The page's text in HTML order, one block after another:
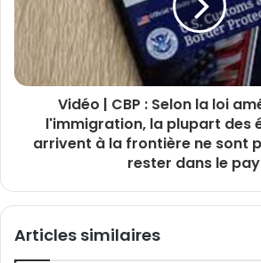
Vidéo | CBP : Selon la loi
l'immigration, la plupart des
arrivent à la frontière ne sont
rester dans le
Articles similaires